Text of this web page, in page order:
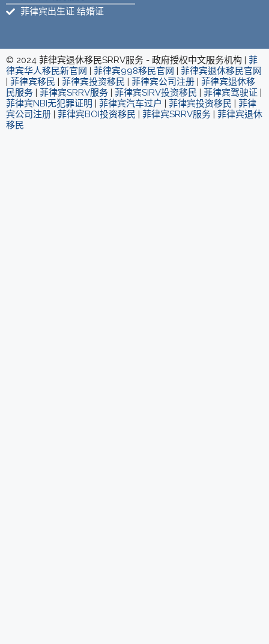
菲律宾出生证 结婚证
© 2024 菲律宾退休移民SRRV服务 - 政府授权中文服务机构 | 菲
律宾华人移民新官网 | 菲律宾998移民官网 | 菲律宾退休移民官网
| 菲律宾移民 | 菲律宾投资移民 | 菲律宾公司注册 | 菲律宾退休移
民服务 | 菲律宾SRRV服务 | 菲律宾SIRV投资移民 | 菲律宾驾驶证 |
菲律宾NBI无犯罪证明 | 菲律宾汽车过户 | 菲律宾投资移民 | 菲律
宾公司注册 | 菲律宾BOI投资移民 | 菲律宾SRRV服务 | 菲律宾退休
移民